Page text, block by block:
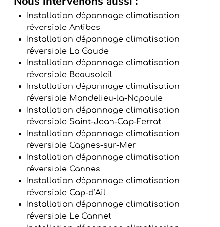
Installation dépannage climatisation
réversible Antibes
Installation dépannage climatisation
réversible La Gaude
Installation dépannage climatisation
réversible Beausoleil
Installation dépannage climatisation
réversible Mandelieu-la-Napoule
Installation dépannage climatisation
réversible Saint-Jean-Cap-Ferrat
Installation dépannage climatisation
réversible Cagnes-sur-Mer
Installation dépannage climatisation
réversible Cannes
Installation dépannage climatisation
réversible Cap-d’Ail
Installation dépannage climatisation
réversible Le Cannet